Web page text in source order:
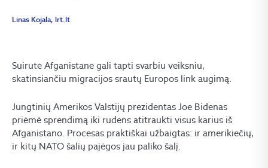
Linas Kojala, lrt.lt
Suirutė Afganistane gali tapti svarbiu veiksniu,
skatinsiančiu migracijos srautų Europos link augimą.
Jungtinių Amerikos Valstijų prezidentas Joe Bidenas
priėmė sprendimą iki rudens atitraukti visus karius iš
Afganistano. Procesas praktiškai užbaigtas: ir amerikiečių,
ir kitų NATO šalių pajėgos jau paliko šalį.